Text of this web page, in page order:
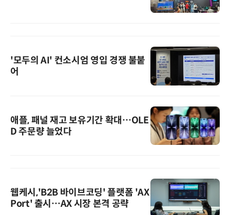
'모두의 AI' 컨소시엄 영입 경쟁 불붙
어
애플, 패널 재고 보유기간 확대…OLE
D 주문량 늘었다
웹케시,'B2B 바이브코딩' 플랫폼 'AX
Port' 출시…AX 시장 본격 공략